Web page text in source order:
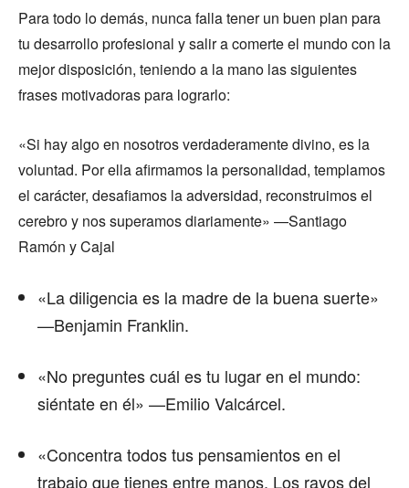
Para todo lo demás, nunca falla tener un buen plan para
tu desarrollo profesional y salir a comerte el mundo con la
mejor disposición, teniendo a la mano las siguientes
frases motivadoras para lograrlo:
«Si hay algo en nosotros verdaderamente divino, es la
voluntad. Por ella afirmamos la personalidad, templamos
el carácter, desafiamos la adversidad, reconstruimos el
cerebro y nos superamos diariamente» —Santiago
Ramón y Cajal
«La diligencia es la madre de la buena suerte»
—Benjamin Franklin.
«No preguntes cuál es tu lugar en el mundo:
siéntate en él» —Emilio Valcárcel.
«Concentra todos tus pensamientos en el
trabajo que tienes entre manos. Los rayos del